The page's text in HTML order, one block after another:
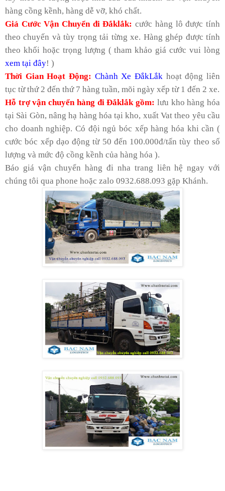
hàng cồng kềnh, hàng dễ vỡ, khó chất.
Giá Cước Vận Chuyển đi Đắklắk: cước hàng lô được tính
theo chuyến và tùy trọng tải từng xe. Hàng ghép được tính
theo khối hoặc trọng lượng ( tham khảo giá cước vui lòng
xem tại đây! )
Thời Gian Hoạt Động: Chành Xe ĐắkLắk hoạt động liên
tục từ thứ 2 đến thứ 7 hàng tuần, mõi ngày xếp từ 1 đến 2 xe.
Hỗ trợ vận chuyển hàng điĐắklắk gồm: lưu kho hàng hóa
tại Sài Gòn, nâng hạ hàng hóa tại kho, xuất Vat theo yêu cầu
cho doanh nghiệp. Có đội ngủ bóc xếp hàng hóa khi cần (
cước bóc xếp dạo động từ 50 đến 100.000đ/tấn tùy theo số
lượng và mức độ cồng kềnh của hàng hóa ).
Báo giá vận chuyển hàng đi nha trang liên hệ ngay với
chúng tôi qua phone hoặc zalo 0932.688.093 gặp Khánh.